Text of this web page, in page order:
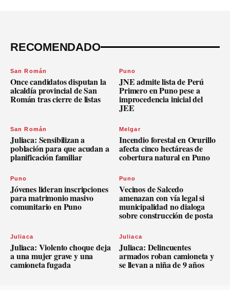
RECOMENDADO
San Román
Once candidatos disputan la
alcaldía provincial de San
Román tras cierre de listas
Puno
JNE admite lista de Perú
Primero en Puno pese a
improcedencia inicial del
JEE
San Román
Juliaca: Sensibilizan a
población para que acudan a
planificación familiar
Melgar
Incendio forestal en Orurillo
afecta cinco hectáreas de
cobertura natural en Puno
Puno
Jóvenes lideran inscripciones
para matrimonio masivo
comunitario en Puno
Puno
Vecinos de Salcedo
amenazan con vía legal si
municipalidad no dialoga
sobre construcción de posta
Juliaca
Juliaca: Violento choque deja
a una mujer grave y una
camioneta fugada
Juliaca
Juliaca: Delincuentes
armados roban camioneta y
se llevan a niña de 9 años